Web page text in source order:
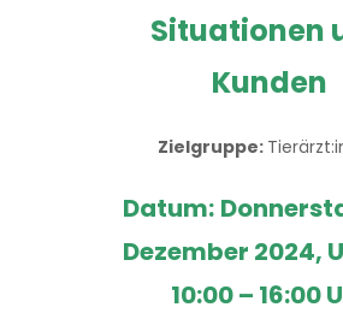
Situationen
Kunden
Zielgruppe:
Datum:
Dezember 2024,
10:00 – 16:00